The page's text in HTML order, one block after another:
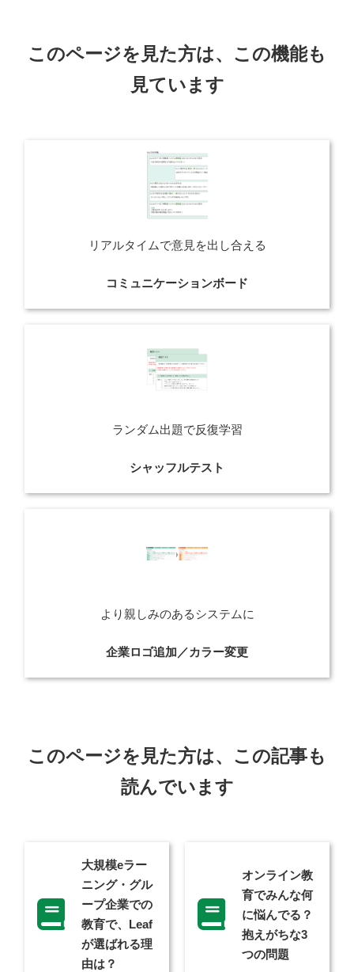
このページを見た方は、この機能も
見ています
リアルタイムで意見を出し合える
コミュニケーションボード
ランダム出題で反復学習
シャッフルテスト
より親しみのあるシステムに
企業ロゴ追加／カラー変更
このページを見た方は、この記事も
読んでいます
大規模eラー
ニング・グル
ープ企業での
教育で、
Leaf
が選ばれる理
由は？
オンライン教
育でみんな何
に悩んでる？
抱えがちな3
つの問題